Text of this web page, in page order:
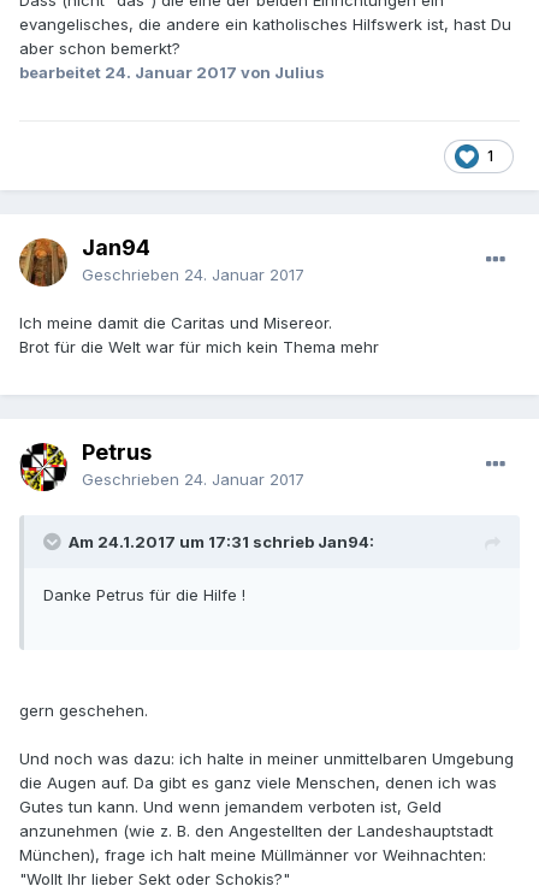
evangelisches, die andere ein katholisches Hilfswerk ist, hast Du
aber schon bemerkt?
bearbeitet 24. Januar 2017 von Julius
1
Jan94
Geschrieben 24. Januar 2017
Ich meine damit die Caritas und Misereor.
Brot für die Welt war für mich kein Thema mehr
Petrus
Geschrieben 24. Januar 2017
Am 24.1.2017 um 17:31 schrieb Jan94:
Danke Petrus für die Hilfe !
gern geschehen.
Und noch was dazu: ich halte in meiner unmittelbaren Umgebung
die Augen auf. Da gibt es ganz viele Menschen, denen ich was
Gutes tun kann. Und wenn jemandem verboten ist, Geld
anzunehmen (wie z. B. den Angestellten der Landeshauptstadt
München), frage ich halt meine Müllmänner vor Weihnachten:
"Wollt Ihr lieber Sekt oder Schokis?"